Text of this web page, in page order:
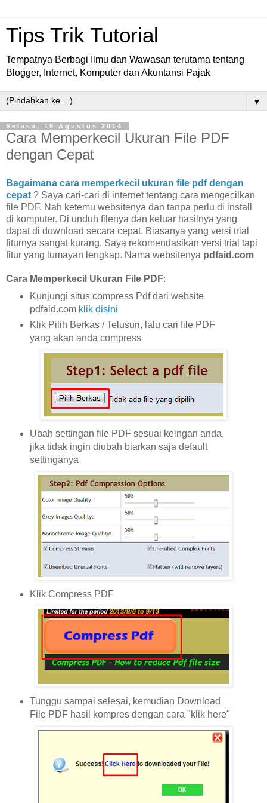
Tips Trik Tutorial
Tempatnya Berbagi Ilmu dan Wawasan terutama tentang
Blogger, Internet, Komputer dan Akuntansi Pajak
▼
Selasa, 19 Agustus 2014
Cara Memperkecil Ukuran File PDF
dengan Cepat
Bagaimana cara memperkecil ukuran file pdf dengan
cepat ? Saya cari-cari di internet tentang cara mengecilkan
file PDF. Nah ketemu websitenya dan tanpa perlu di install
di komputer. Di unduh filenya dan keluar hasilnya yang
dapat di download secara cepat. Biasanya yang versi trial
fiturnya sangat kurang. Saya rekomendasikan versi trial tapi
fitur yang lumayan lengkap. Nama websitenya pdfaid.com
Cara Memperkecil Ukuran File PDF:
Kunjungi situs compress Pdf dari website
pdfaid.com klik disini
Klik Pilih Berkas / Telusuri, lalu cari file PDF
yang akan anda compress
Ubah settingan file PDF sesuai keingan anda,
jika tidak ingin diubah biarkan saja default
settinganya
Klik Compress PDF
Tunggu sampai selesai, kemudian Download
File PDF hasil kompres dengan cara "klik here"